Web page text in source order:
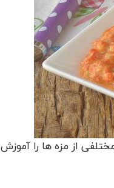
از مزه ها را آموزش